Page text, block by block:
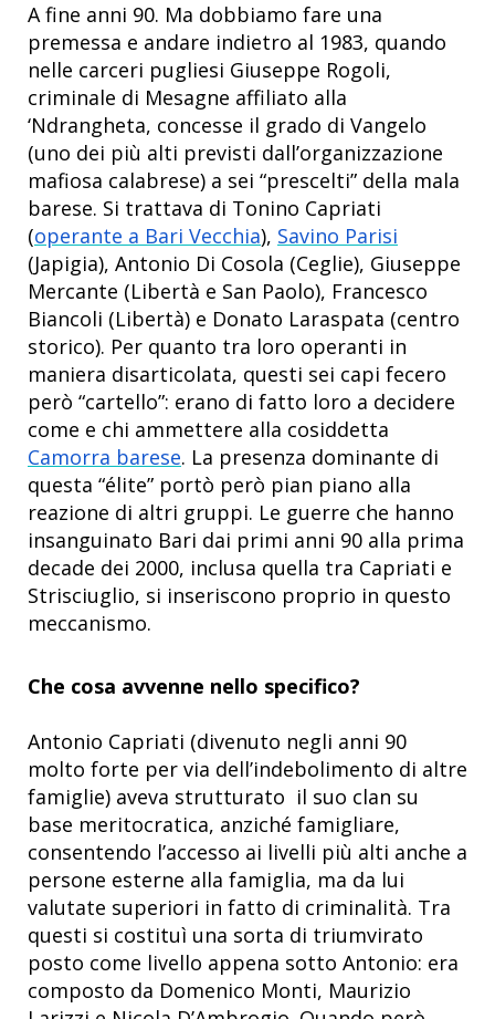
A fine anni 90. Ma dobbiamo fare una
premessa e andare indietro al 1983, quando
nelle carceri pugliesi Giuseppe Rogoli,
criminale di Mesagne affiliato alla
‘Ndrangheta, concesse il grado di Vangelo
(uno dei più alti previsti dall’organizzazione
mafiosa calabrese) a sei “prescelti” della mala
barese. Si trattava di Tonino Capriati
(operante a Bari Vecchia), Savino Parisi
(Japigia), Antonio Di Cosola (Ceglie), Giuseppe
Mercante (Libertà e San Paolo), Francesco
Biancoli (Libertà) e Donato Laraspata (centro
storico). Per quanto tra loro operanti in
maniera disarticolata, questi sei capi fecero
però “cartello”: erano di fatto loro a decidere
come e chi ammettere alla cosiddetta
Camorra barese. La presenza dominante di
questa “élite” portò però pian piano alla
reazione di altri gruppi. Le guerre che hanno
insanguinato Bari dai primi anni 90 alla prima
decade dei 2000, inclusa quella tra Capriati e
Strisciuglio, si inseriscono proprio in questo
meccanismo.
Che cosa avvenne nello specifico?
Antonio Capriati (divenuto negli anni 90
molto forte per via dell’indebolimento di altre
famiglie) aveva strutturato il suo clan su
base meritocratica, anziché famigliare,
consentendo l’accesso ai livelli più alti anche a
persone esterne alla famiglia, ma da lui
valutate superiori in fatto di criminalità. Tra
questi si costituì una sorta di triumvirato
posto come livello appena sotto Antonio: era
composto da Domenico Monti, Maurizio